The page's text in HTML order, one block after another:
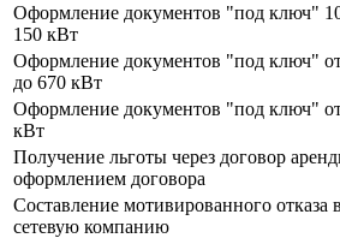
Оформление документов "под ключ"
150 кВт
Оформление документов "под ключ"
до 670 кВт
Оформление документов "под ключ"
кВт
Получение льготы через договор
оформлением договора
Составление мотивированного отказа в
сетевую компанию